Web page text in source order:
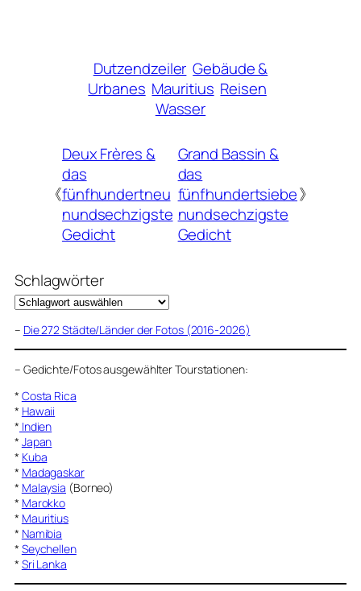
Dutzendzeiler Gebäude &
Urbanes Mauritius Reisen
Wasser
《
Deux Frères &
das
fünfhundertneu
nundsechzigste
Gedicht
Grand Bassin &
das
fünfhundertsiebe
nundsechzigste
Gedicht
》
Schlagwörter
– Die 272 Städte/Länder der Fotos (2016-2026)
– Gedichte/Fotos ausgewählter Tourstationen:
* Costa Rica
* Hawaii
* Indien
* Japan
* Kuba
* Madagaskar
* Malaysia (Borneo)
* Marokko
* Mauritius
* Namibia
* Seychellen
* Sri Lanka